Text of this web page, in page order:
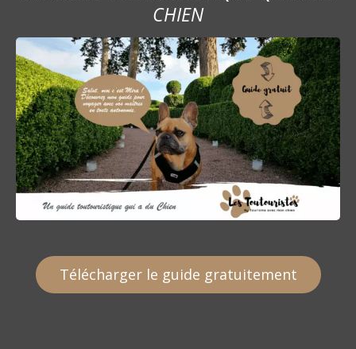
CHIEN
Télécharger le guide gratuitement